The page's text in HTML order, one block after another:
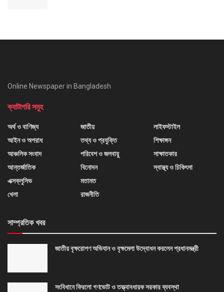
Online Newspaper in Bangladesh
ক্যাটাগরি সমুহ
অর্থ ও বাণিজ্য
আইন ও অপরাধ
আঞ্চলিক সংবাদ
আন্তর্জাতিক
এক্সক্লুসিভ
খেলা
জাতীয়
তথ্য ও প্রযুক্তি
পরিবেশ ও জলবায়ু
বিনোদন
মতামত
রাজনীতি
লাইফস্টাইল
শিক্ষাঙ্গন
সাক্ষাতকার
স্বাস্থ্য ও চিকিৎসা
সাম্প্রতিক খবর
জাতীয় বৃক্ষরোপণ অভিযান ও বৃক্ষমেলা উদ্বোধন করলেন প্রধানমন্ত্রী
সংবিধানে ফিরলো গণভোট ও তত্ত্বাবধায়ক সরকার ব্যবস্থা